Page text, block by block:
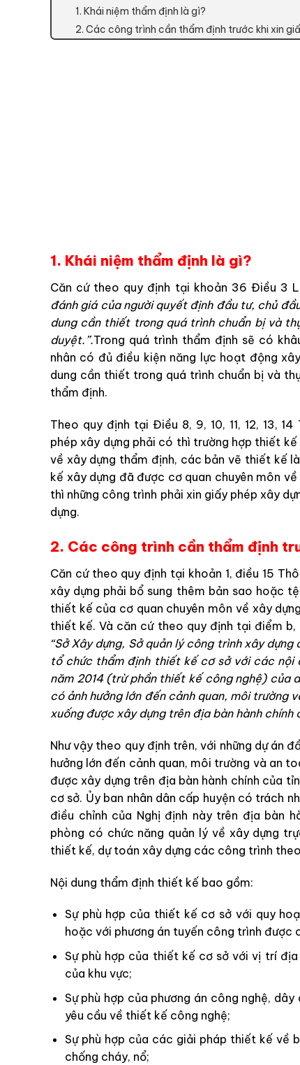
1. Khái niệm thẩm định là gì?
2. Các công trình cần thẩm định trước khi xin
1. Khái niệm thẩm định là gì?
Căn cứ theo quy định tại khoản 36 Điều 3
đánh giá của người quyết định đầu tư, chủ
dung cần thiết trong quá trình chuẩn bị và
duyệt.”.Trong quá trình thẩm định sẽ có
nhân có đủ điều kiện năng lực hoạt động
dung cần thiết trong quá trình chuẩn bị và
thẩm định.
Theo quy định tại Điều 8, 9, 10, 11, 12, 13,
phép xây dựng phải có thì trường hợp thiết
về xây dựng thẩm định, các bản vẽ thiết kế
kế xây dựng đã được cơ quan chuyên môn
thì những công trình phải xin giấy phép xây
dựng.
2. Các công trình cần thẩm định
Căn cứ theo quy định tại khoản 1, điều 15
xây dựng phải bổ sung thêm bản sao hoặc
thiết kế của cơ quan chuyên môn về xây
thiết kế. Và căn cứ theo quy định tại điểm
“Sở Xây dựng, Sở quản lý công trình xây
tổ chức thẩm định thiết kế cơ sở với các nội
năm 2014 (trừ phần thiết kế công nghệ) của
có ảnh hưởng lớn đến cảnh quan, môi
xuống được xây dựng trên địa bàn hành chính
Như vậy theo quy định trên, với những dự án
hưởng lớn đến cảnh quan, môi trường và an
được xây dựng trên địa bàn hành chính của
cơ sở. Ủy ban nhân dân cấp huyện có trách
điều chỉnh của Nghị định này trên địa bàn
phòng có chức năng quản lý về xây dựng
thiết kế, dự toán xây dựng các công trình
Nội dung thẩm định thiết kế bao gồm:
Sự phù hợp của thiết kế cơ sở với quy
hoặc với phương án tuyến công trình
Sự phù hợp của thiết kế cơ sở với vị trí
của khu vực;
Sự phù hợp của phương án công nghệ,
yêu cầu về thiết kế công nghệ;
Sự phù hợp của các giải pháp thiết kế về
chống cháy, nổ;